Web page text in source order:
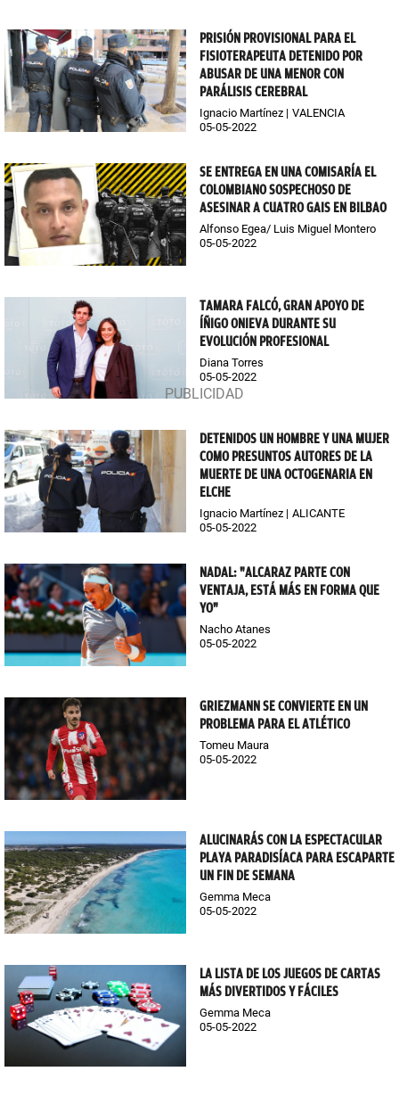
PRISIÓN PROVISIONAL PARA EL
FISIOTERAPEUTA DETENIDO POR
ABUSAR DE UNA MENOR CON
PARÁLISIS CEREBRAL
Ignacio Martínez
VALENCIA
05-05-2022
SE ENTREGA EN UNA COMISARÍA EL
COLOMBIANO SOSPECHOSO DE
ASESINAR A CUATRO GAIS EN BILBAO
Alfonso Egea/ Luis Miguel Montero
05-05-2022
TAMARA FALCÓ, GRAN APOYO DE
ÍÑIGO ONIEVA DURANTE SU
EVOLUCIÓN PROFESIONAL
Diana Torres
05-05-2022
DETENIDOS UN HOMBRE Y UNA MUJER
COMO PRESUNTOS AUTORES DE LA
MUERTE DE UNA OCTOGENARIA EN
ELCHE
Ignacio Martínez
ALICANTE
05-05-2022
NADAL: "ALCARAZ PARTE CON
VENTAJA, ESTÁ MÁS EN FORMA QUE
YO"
Nacho Atanes
05-05-2022
GRIEZMANN SE CONVIERTE EN UN
PROBLEMA PARA EL ATLÉTICO
Tomeu Maura
05-05-2022
ALUCINARÁS CON LA ESPECTACULAR
PLAYA PARADISÍACA PARA ESCAPARTE
UN FIN DE SEMANA
Gemma Meca
05-05-2022
LA LISTA DE LOS JUEGOS DE CARTAS
MÁS DIVERTIDOS Y FÁCILES
Gemma Meca
05-05-2022